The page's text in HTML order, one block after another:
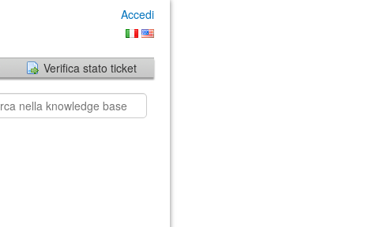
Accedi
Verifica stato ticket